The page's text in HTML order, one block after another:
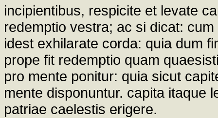
incipientibus, respicite et levate
redemptio vestra; ac si dicat:
idest exhilarate corda: quia dum
prope fit redemptio quam
pro mente ponitur: quia sicut
mente disponuntur. capita itaque
patriae caelestis erigere.